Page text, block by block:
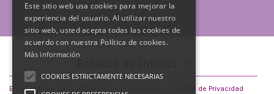
Envío Política de Privacidad
Este sitio web usa cookies para mejorar la
experiencia del usuario. Al utilizar nuestro
sitio web, usted acepta todas las cookies de
acuerdo con nuestra Política de cookies.
Más información
COOKIES ESTRICTAMENTE NECESARIAS